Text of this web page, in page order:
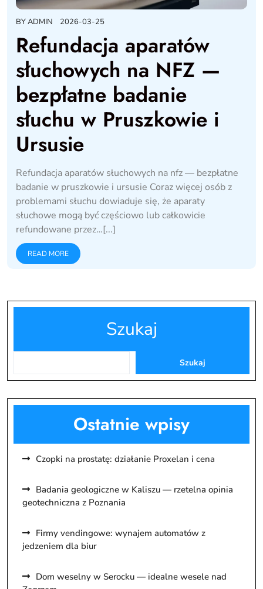
BYADMIN 2026-03-25
Refundacja aparatów
słuchowych na NFZ —
bezpłatne badanie
słuchu w Pruszkowie i
Ursusie
Refundacja aparatów słuchowych na nfz — bezpłatne
badanie w pruszkowie i ursusie Coraz więcej osób z
problemami słuchu dowiaduje się, że aparaty
słuchowe mogą być częściowo lub całkowicie
refundowane przez…[...]
READ MORE
Szukaj
Szukaj
Ostatnie wpisy
Czopki na prostatę: działanie Proxelan i cena
Badania geologiczne w Kaliszu — rzetelna opinia
geotechniczna z Poznania
Firmy vendingowe: wynajem automatów z
jedzeniem dla biur
Dom weselny w Serocku — idealne wesele nad